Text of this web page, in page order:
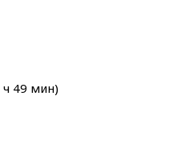
ч 49 мин)